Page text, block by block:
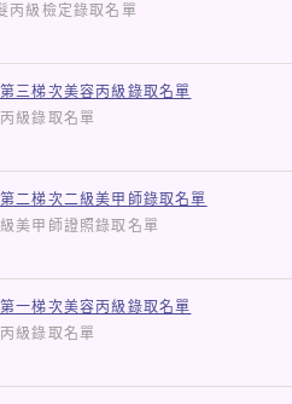
丙級檢定錄取名單
三梯次美容丙級錄取名單
丙級錄取名單
二梯次二級美甲師錄取名單
美甲師證照錄取名單
一梯次美容丙級錄取名單
丙級錄取名單